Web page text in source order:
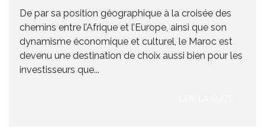
De par sa position géographique à la croisée des
chemins entre l’Afrique et l’Europe, ainsi que son
dynamisme économique et culturel, le Maroc est
devenu une destination de choix aussi bien pour les
investisseurs que...